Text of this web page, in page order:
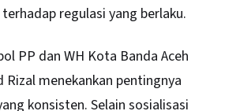
regulasi yang berlaku.
PP dan WH Kota Banda Aceh
menekankan pentingnya
konsisten. Selain sosialisasi